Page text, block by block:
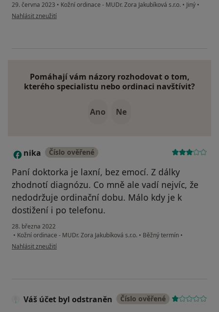
29. června 2023 • Kožní ordinace - MUDr. Zora Jakubíková s.r.o. • Jiný •
podle názoru uživatele M.D.
Nahlásit zneužití
Pomáhají vám názory rozhodovat o tom,
kterého specialistu nebo ordinaci navštívit?
Ano Ne
N nika Číslo ověřené
Paní doktorka je laxní, bez emocí. Z dálky
zhodnotí diagnózu. Co mně ale vadí nejvíc, že
nedodržuje ordinační dobu. Málo kdy je k
dostižení i po telefonu.
28. března 2022
• Kožní ordinace - MUDr. Zora Jakubíková s.r.o. • Běžný termín •
podle názoru uživatele nika
Nahlásit zneužití
Váš účet byl odstraněn Číslo ověřené